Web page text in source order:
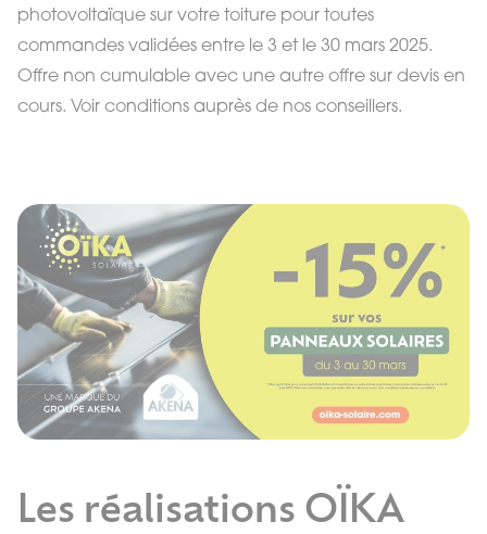
photovoltaïque sur votre toiture pour toutes
commandes validées entre le 3 et le 30 mars 2025.
Offre non cumulable avec une autre offre sur devis en
cours. Voir conditions auprès de nos conseillers.
Les réalisations OÏKA